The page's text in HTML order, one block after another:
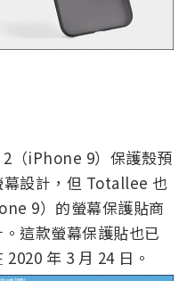
（iPhone 9）保護殼預
設計，但 Totallee 也
9）的螢幕保護貼商
這款螢幕保護貼也已
年 3 月 24 日。